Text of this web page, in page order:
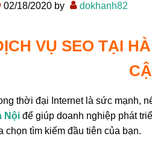
02/18/2020 by dokhanh82
VỤ SEO TẠI
thời đại Internet là sức mạnh,
Nội để giúp doanh nghiệp phát
chọn tìm kiếm đầu tiên của bạn.